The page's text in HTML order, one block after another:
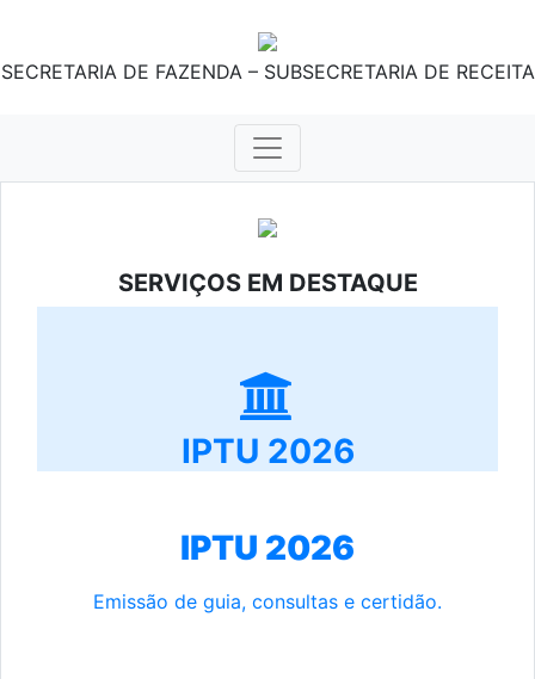
SECRETARIA DE FAZENDA – SUBSECRETARIA DE RECEITA
SERVIÇOS EM DESTAQUE
IPTU 2026
IPTU 2026
Emissão de guia, consultas e certidão.